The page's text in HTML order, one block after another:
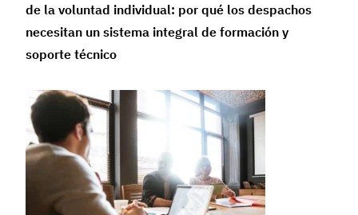
de la voluntad individual: por qué los despachos
necesitan un sistema integral de formación y
soporte técnico